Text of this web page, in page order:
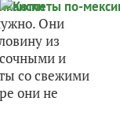
Они
из
и
со свежими
они не